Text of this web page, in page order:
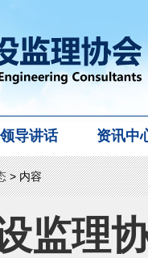
领导讲话 资讯中
> 内容
监理